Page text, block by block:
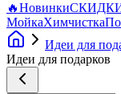
🔥Новинки
МойкаХимчистка
Идеи для
Идеи для подарков